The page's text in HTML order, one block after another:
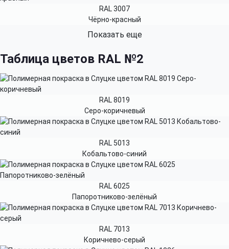
RAL 3007
Чёрно-красный
Показать еще
Таблица цветов RAL №2
RAL 8019
Серо-коричневый
RAL 5013
Кобальтово-синий
RAL 6025
Папоротниково-зелёный
RAL 7013
Коричнево-серый